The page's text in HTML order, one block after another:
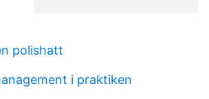
polishatt
i praktiken